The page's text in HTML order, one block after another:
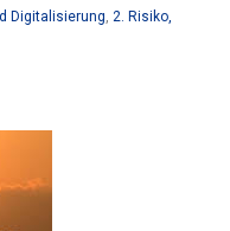
Digitalisierung,2. Risiko,